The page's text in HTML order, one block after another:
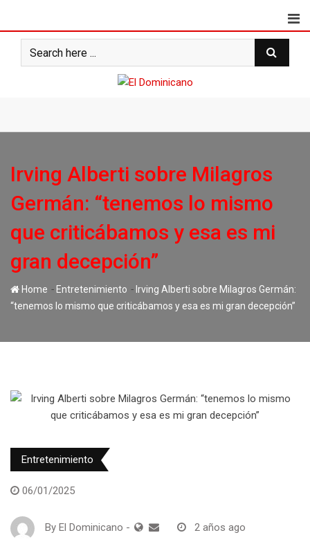
content
Irving Alberti sobre Milagros
Germán: “tenemos lo mismo
que criticábamos y esa es mi
gran decepción”
Home - Entretenimiento - Irving Alberti sobre Milagros Germán:
“tenemos lo mismo que criticábamos y esa es mi gran decepción”
Entretenimiento
06/01/2025
By El Dominicano - 2 años ago